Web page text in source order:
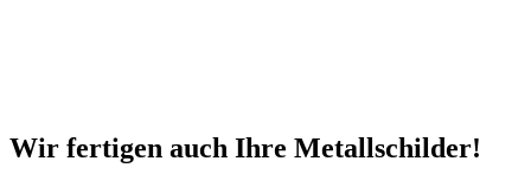
Wir fertigen auch Ihre Metallschilder!